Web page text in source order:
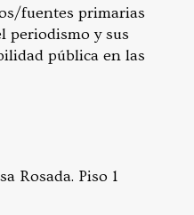
fuentes primarias
periodismo y sus
pública en las
Rosada. Piso 1